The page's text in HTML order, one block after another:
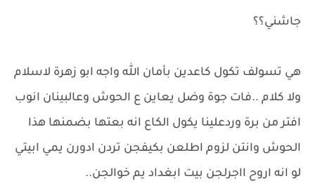
جاشني؟؟
هي تسولف تكول كاعدين بأمان الله واجه ابو زهرة لاسلام
ولا كلام ..فات جوة وضل يعاين ع الحوش وعالبينان انوب
افتر من برة وردعلينا يكول الكاع انه بعتها بضمنها هذا
الحوش وانتن لزوم اطلعن بكيفجن تردن ادورن يمي ابيتي
لو انه اروح ااجرلجن بيت ابغداد يم خوالجن..